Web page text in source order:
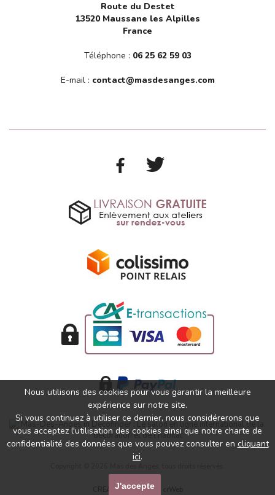
Route du Destet
13520 Maussane les Alpilles
France
Téléphone : 06 25 62 59 03
E-mail : contact@masdesanges.com
Nous utilisons des cookies pour vous garantir la meilleure
expérience sur notre site.
Si vous continuez à utiliser ce dernier, nous considérerons que
vous acceptez l'utilisation des cookies ainsi que notre charte de
confidentialité des données que vous pouvez consulter en cliquant
ici.
J'accepte
CREATION SITE WEB